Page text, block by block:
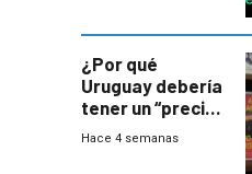
¿Por qué
Uruguay debería
tener un “precio
único” en los
Hace 4 semanas